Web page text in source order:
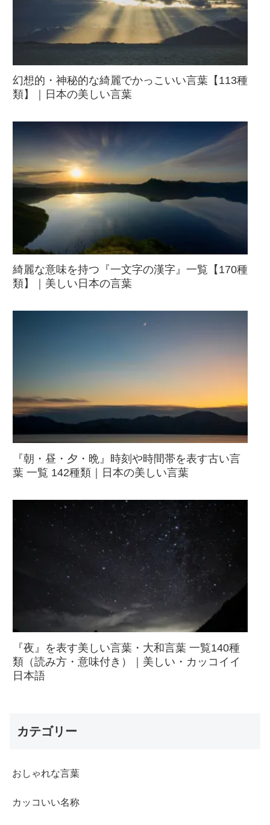
幻想的・神秘的な綺麗でかっこいい言葉【113種
類】｜日本の美しい言葉
綺麗な意味を持つ『一文字の漢字』一覧【170種
類】｜美しい日本の言葉
『朝・昼・夕・晩』時刻や時間帯を表す古い言
葉 一覧 142種類｜日本の美しい言葉
『夜』を表す美しい言葉・大和言葉 一覧140種
類（読み方・意味付き）｜美しい・カッコイイ
日本語
カテゴリー
おしゃれな言葉
カッコいい名称